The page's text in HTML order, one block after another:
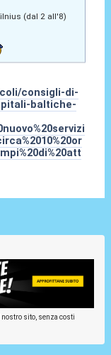
(dal 2 all'8)
consigli-di-
baltiche-
sito, senza costi